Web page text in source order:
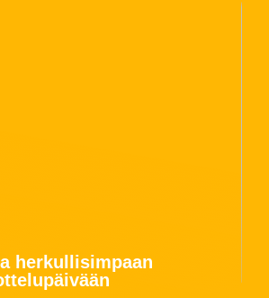
herkullisimpaan